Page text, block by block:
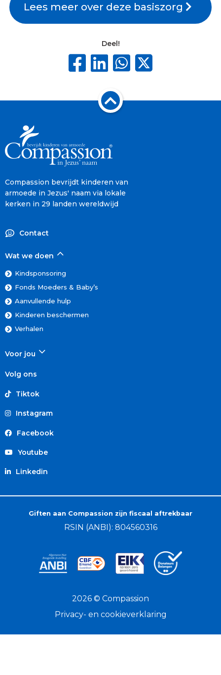
Lees meer over deze basiszorg
Deel!
Compassion bevrijdt kinderen van
armoede in Jezus' naam via lokale
kerken in 29 landen wereldwijd
Contact
Wat we doen
Kindsponsoring
Fonds Moeders & Baby’s
Aanvullende hulp
Kinderen beschermen
Verhalen
Voor jou
Volg ons
Tiktok
Instagram
Facebook
Youtube
Linkedin
Giften aan Compassion zijn fiscaal aftrekbaar
RSIN (ANBI): 804560316
2026 © Compassion
Privacy- en cookieverklaring